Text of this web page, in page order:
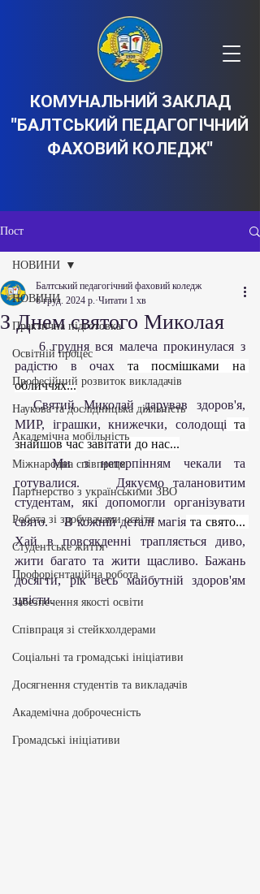
КОМУНАЛЬНИЙ ЗАКЛАД
"БАЛТСЬКИЙ ПЕДАГОГІЧНИЙ
ФАХОВИЙ КОЛЕДЖ"
Пост
НОВИНИ
Практична підготовка
Освітній процес
Професійний розвиток викладачів
Наукова та дослідницька діяльність
Академічна мобільність
Міжнародна співпраця
Партнерство з українськими ЗВО
Робота зі здобувачами освіти
Студентське життя
Профорієнтаційна робота
Забезпечення якості освіти
Співпраця зі стейкхолдерами
Соціальні та громадські ініціативи
Досягнення студентів та викладачів
Академічна доброчесність
Громадські ініціативи
НОВИНИ
З Днем святого Миколая
Балтський педагогічний фаховий коледж
6 груд. 2024 р. Читати 1 хв
    6 грудня вся малеча прокинулася з
радістю в очах та посмішками на
обличчях...
  Святий Миколай дарував здоров'я,
МИР, іграшки, книжечки, солодощі та
знайшов час завітати до нас...
   Ми з нетерпінням чекали та
готувалися.    Дякуємо талановитим
студентам, які допомогли організувати
свято.    В кожній деталі магія
Хай в повсякденні трапляється диво,
жити багато та жити щасливо. Бажань
досягти, рік весь майбутній здоров'ям
цвісти.